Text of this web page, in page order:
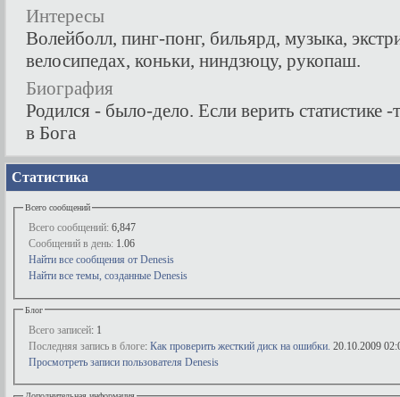
Интересы
Волейболл, пинг-понг, бильярд, музыка,
велосипедах, коньки, ниндзюцу, рукопаш.
Биография
Родился - было-дело. Если верить статистике
в Бога
Статистика
Всего сообщений
Всего сообщений: 6,847
Сообщений в день: 1.06
Найти все сообщения от Denesis
Найти все темы, созданные Denesis
Блог
Всего записей: 1
Последняя запись в блоге: Как проверить жесткий диск на ошибки. 20.10.2009
Просмотреть записи пользователя Denesis